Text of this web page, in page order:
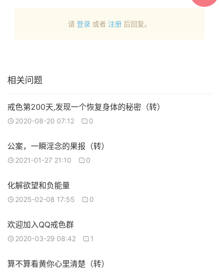
请 登录 或者 注册 后回复。
相关问题
戒色第200天,发现一个恢复身体的秘密（转）
2020-08-20 07:12 0
公案，一瞬淫念的果报（转）
2021-01-27 21:10 0
化解欲望和负能量
2025-02-08 17:55 0
欢迎加入QQ戒色群
2020-03-29 08:42 1
算不算看黄你心里清楚（转）